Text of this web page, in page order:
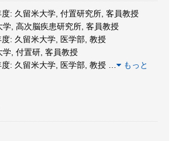
: 久留米大学, 付置研究所, 客員教授
, 高次脳疾患研究所, 客員教授
: 久留米大学, 医学部, 教授
, 付置研, 客員教授
: 久留米大学, 医学部, 教授
もっと